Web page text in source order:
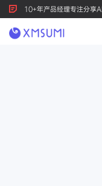
10+年产品经理专注分享
产品创新，按 Ctrl+D 收